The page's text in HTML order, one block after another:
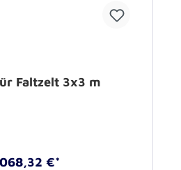
Faltzelt 3x3 m
€*